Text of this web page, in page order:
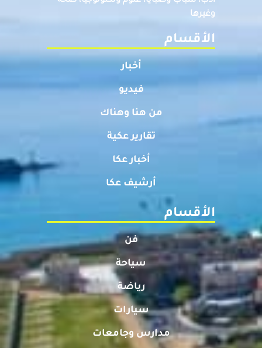
وغيرها
الأقسام
أخبار
فيديو
من هنا وهناك
تقارير عكية
أخبار عكا
أرشيف عكا
الأقسام
فن
سياحة
رياضة
سيارات
مدارس وجامعات